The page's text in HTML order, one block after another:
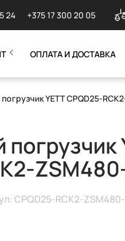
24 +375 17 300 20 05
ОПЛАТА И ДОСТАВКА
YETT CPQD25-
CPQD25-RCK2-